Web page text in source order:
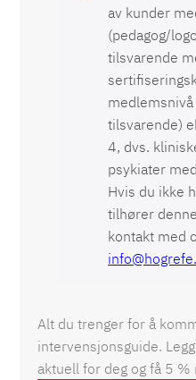
av kunder
(pedagog/
tilsvarende
tilsvarende)
4, dvs.
psykiater
Hvis du ikke
tilhører
kontakt med
Alt du trenger for å
intervensjonsguide.
aktuell for deg og få 5